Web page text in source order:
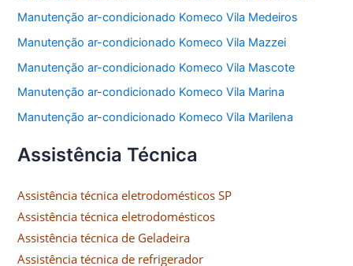
Manutenção ar-condicionado Komeco Vila Medeiros
Manutenção ar-condicionado Komeco Vila Mazzei
Manutenção ar-condicionado Komeco Vila Mascote
Manutenção ar-condicionado Komeco Vila Marina
Manutenção ar-condicionado Komeco Vila Marilena
Assistência Técnica
Assistência técnica eletrodomésticos SP
Assistência técnica eletrodomésticos
Assistência técnica de Geladeira
Assistência técnica de refrigerador